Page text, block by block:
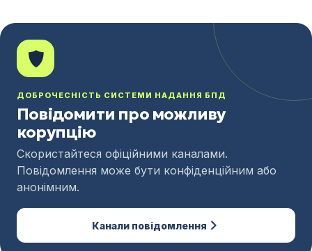
ДОБРОЧЕСНІСТЬ СИСТЕМИ НАДАННЯ БПД
Повідомити про можливу
корупцію
Скористайтеся офіційними каналами.
Повідомлення може бути конфіденційним або
анонімним.
Канали повідомлення